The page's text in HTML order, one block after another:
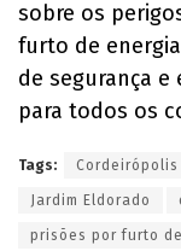
sobre os
furto de
de segurança e
para todos os
Tags: Cordeirópolis
Jardim Eldorado
prisões por furto